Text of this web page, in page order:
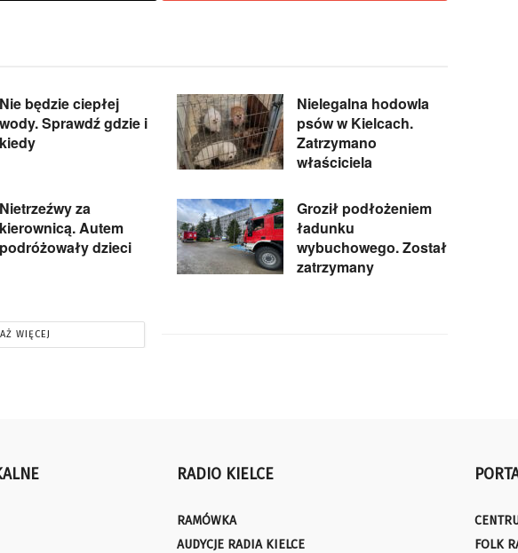
Nie będzie ciepłej
wody. Sprawdź gdzie i
kiedy
Nielegalna hodowla
psów w Kielcach.
Zatrzymano
właściciela
Nietrzeźwy za
kierownicą. Autem
podróżowały dzieci
Groził podłożeniem
ładunku
wybuchowego. Został
zatrzymany
WIĘCEJ
RADIO KIELCE
RAMÓWKA
AUDYCJE RADIA KIELCE
FOLK